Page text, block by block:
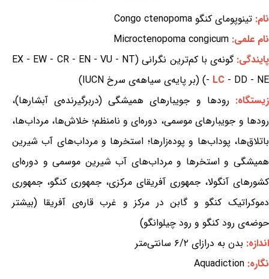
نام: تینوپومای کنگو Congo ctenopoma
نام علمی: Microctenopoma congicum
پایندگی:
گونه‌ی با کم‌ترین نگرانی (EX - EW - CR - EN - VU - NT
- LC - DD - NE) (بر پایه‌ی سیاهه‌ی سرخ IUCN)
زیستگاه: رودها و جویبارهای همیشگی (دربرگیرنده‌ی آبشارها)،
رودها و جویبارهای موسمی، دوره‌ای و نامنظم؛ خلاش‌ها، مرداب‌ها،
باتلاق‌ها، پوداب‌ها و پوده‌زارها؛ استخرها و مرداب‌های آب شیرین
همیشگی و استخرها و مرداب‌های آب شیرین موسمی و دوره‌ای
کشورهای آنگولا، جمهوری آفریقای مرکزی، جمهوری کنگو، جمهوری
دموکراتیک کنگو و گابن در مرکز و غرب قاره‌ی آفریقا (بیشتر
حوضه‌ی رود کنگو و رود چیلوانگو)
اندازه: بدن به درازای ۶/۲ سانتی‌متر
نگاره: Aquadiction